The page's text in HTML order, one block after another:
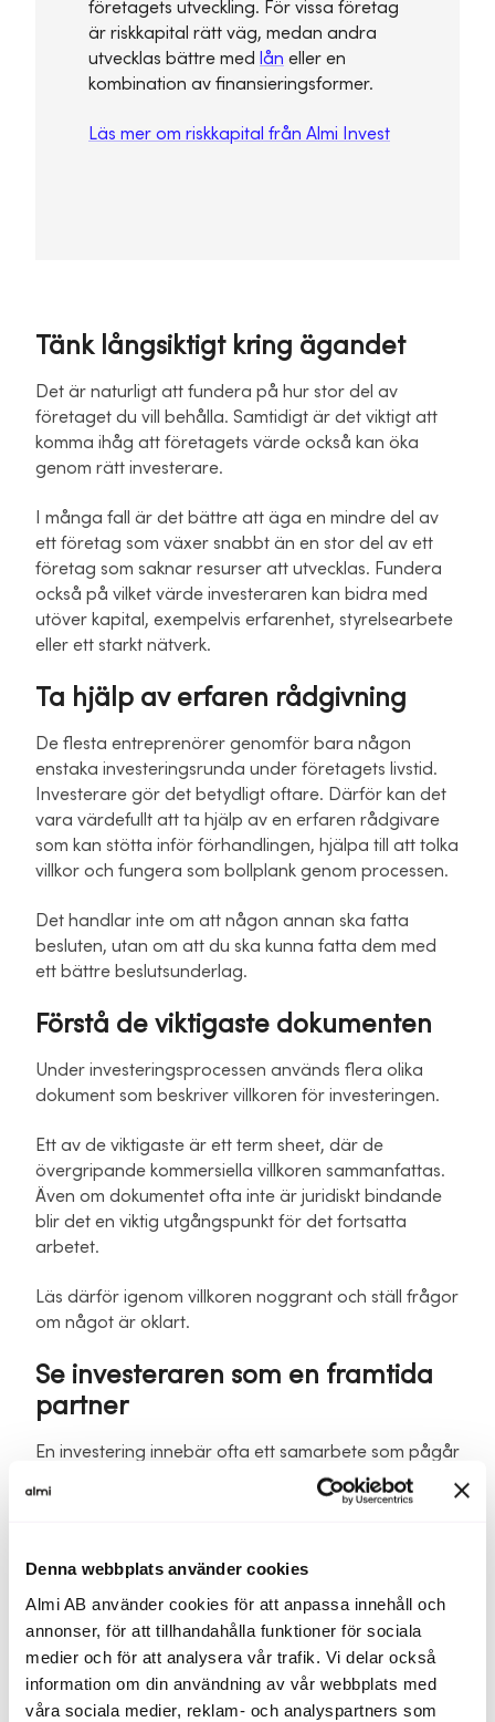
Denna webbplats använder cookies
Almi AB använder cookies för att anpassa innehåll och
annonser, för att tillhandahålla funktioner för sociala
medier och för att analysera vår trafik. Vi delar också
information om din användning av vår webbplats med
våra sociala medier, reklam- och analyspartners som
företagets utveckling. För vissa företag
är riskkapital rätt väg, medan andra
utvecklas bättre med lån eller en
kombination av finansieringsformer.
Läs mer om riskkapital från Almi Invest
Tänk långsiktigt kring ägandet
Det är naturligt att fundera på hur stor del av
företaget du vill behålla. Samtidigt är det viktigt att
komma ihåg att företagets värde också kan öka
genom rätt investerare.
I många fall är det bättre att äga en mindre del av
ett företag som växer snabbt än en stor del av ett
företag som saknar resurser att utvecklas. Fundera
också på vilket värde investeraren kan bidra med
utöver kapital, exempelvis erfarenhet, styrelsearbete
eller ett starkt nätverk.
Ta hjälp av erfaren rådgivning
De flesta entreprenörer genomför bara någon
enstaka investeringsrunda under företagets livstid.
Investerare gör det betydligt oftare. Därför kan det
vara värdefullt att ta hjälp av en erfaren rådgivare
som kan stötta inför förhandlingen, hjälpa till att tolka
villkor och fungera som bollplank genom processen.
Det handlar inte om att någon annan ska fatta
besluten, utan om att du ska kunna fatta dem med
ett bättre beslutsunderlag.
Förstå de viktigaste dokumenten
Under investeringsprocessen används flera olika
dokument som beskriver villkoren för investeringen.
Ett av de viktigaste är ett term sheet, där de
övergripande kommersiella villkoren sammanfattas.
Även om dokumentet ofta inte är juridiskt bindande
blir det en viktig utgångspunkt för det fortsatta
arbetet.
Läs därför igenom villkoren noggrant och ställ frågor
om något är oklart.
Se investeraren som en framtida
partner
En investering innebär ofta ett samarbete som pågår
hur styrelsearbetet ska fungera
hur viktiga beslut fattas
vilka förväntningar ni har på varandra
hur ni följer upp företagets utveckling.